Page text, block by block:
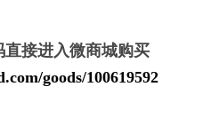
接进入微商城购买
goods/100619592